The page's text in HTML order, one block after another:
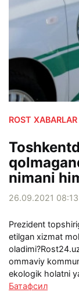
ROST XABARLAR
nimani
26.09.2021 08:13
Prezident
etilgan xizmat
ommaviy
ekologik holatni
Батафсил